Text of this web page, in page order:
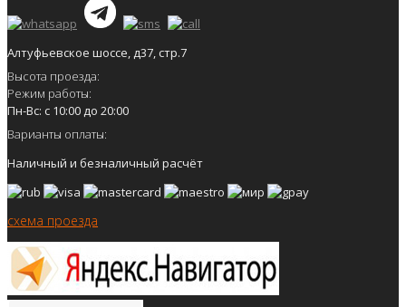
Алтуфьевское шоссе, д37, стр.7
Высота проезда:
Режим работы:
Пн-Вс: с 10:00 до 20:00
Варианты оплаты:
Наличный и безналичный расчёт
схема проезда